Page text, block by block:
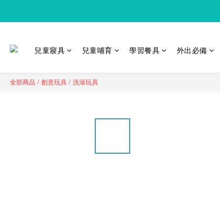
兒童寢具 兒童哺育 學習餐具 外出必備
全部商品 / 創意玩具 / 洗澡玩具